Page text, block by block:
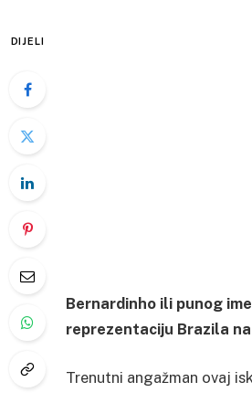
DIJELI
Bernardinho ili punog
reprezentaciju Brazila
Trenutni angažman ovaj